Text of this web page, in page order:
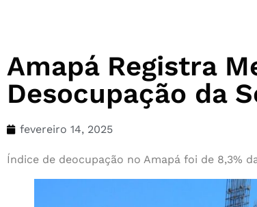
Amapá Registra
Desocupação da
fevereiro 14, 2025
Índice de deocupação no Amapá foi de 8,3%